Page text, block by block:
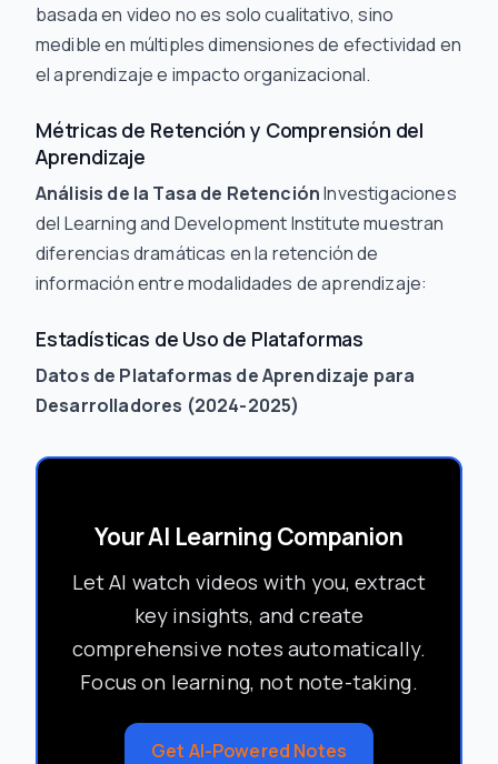
basada en video no es solo cualitativo, sino
medible en múltiples dimensiones de efectividad en
el aprendizaje e impacto organizacional.
Métricas de Retención y Comprensión del
Aprendizaje
Análisis de la Tasa de RetenciónInvestigaciones
del Learning and Development Institute muestran
diferencias dramáticas en la retención de
información entre modalidades de aprendizaje:
Estadísticas de Uso de Plataformas
Datos de Plataformas de Aprendizaje para
Desarrolladores (2024-2025)
Your AI Learning Companion
Let AI watch videos with you, extract
key insights, and create
comprehensive notes automatically.
Focus on learning, not note-taking.
Get AI-Powered Notes